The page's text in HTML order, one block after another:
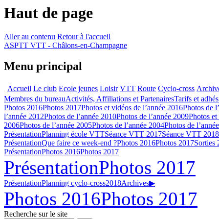
Haut de page
Aller au contenu Retour à l'accueil
ASPTT VTT - Châlons-en-Champagne
Menu principal
Accueil Le club Ecole jeunes Loisir VTT Route Cyclo-cross
Membres du bureauActivités, Affiliations et PartenairesTarifs et
Photos 2016Photos 2017Photos et vidéos de l’année 2016Photos de
l’année 2012Photos de l’année 2010Photos de l’année 2009Photos et
2006Photos de l’année 2005Photos de l’année 2004Photos de
PrésentationPlanning école VTTSéance VTT 2017Séance VTT 2018
PrésentationQue faire ce week-end ?Photos 2016Photos 2017Sorties
PrésentationPhotos 2016Photos 2017
PrésentationPhotos 2017
PrésentationPlanning cyclo-cross2018Archives▶
Photos 2016Photos 2017
Recherche sur le site